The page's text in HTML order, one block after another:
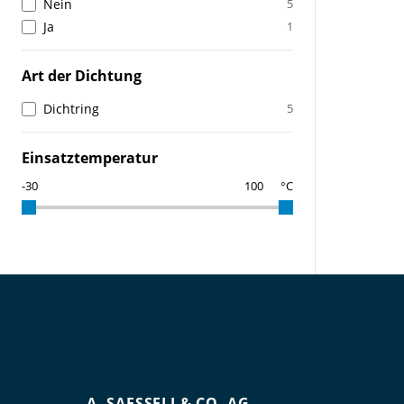
Nein 5
Ja 1
Art der Dichtung
Dichtring 5
Einsatztemperatur
°C